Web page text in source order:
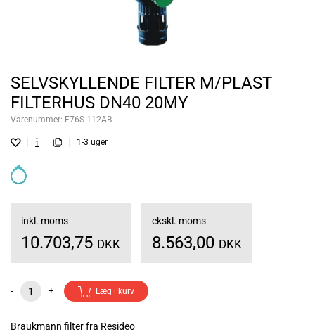
SELVSKYLLENDE FILTER M/PLAST
FILTERHUS DN40 20MY
Varenummer: F76S-112AB
1-3 uger
inkl. moms
10.703,75 DKK
ekskl. moms
8.563,00 DKK
- + Læg i kurv
Braukmann filter fra Resideo